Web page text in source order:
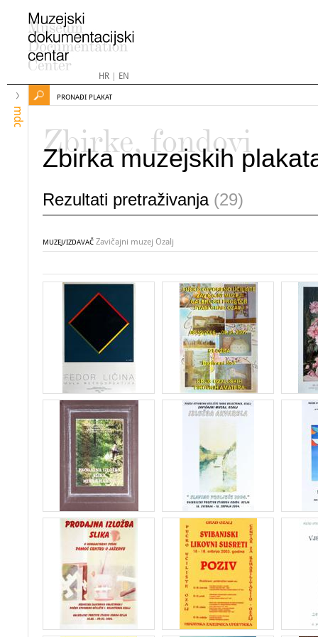
HR| EN
mdc
PRONAĐI PLAKAT
Zbirke, fondovi
Zbirka muzejskih
Rezultati pretraživanja (29)
MUZEJ/IZDAVAČ Zavičajni muzej Ozalj